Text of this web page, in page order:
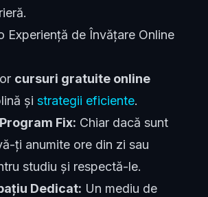
Experiență de Învățare Online
cursuri gratuite online
și strategii eficiente.
Fix: Chiar dacă sunt
ți anumite ore din zi sau
studiu și respectă-le.
Dedicat: Un mediu de